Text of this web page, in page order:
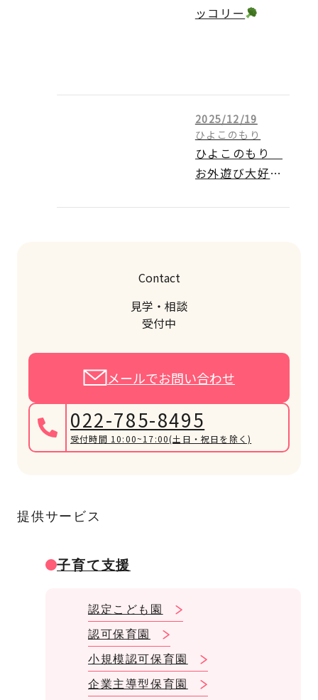
ッコリー
2025/12/19
ひよこのもり
ひよこのもり
お外遊び大好き
Contact
見学・相談
受付中
メールでお問い合わせ
022-785-8495
受付時間 10:00~17:00(土日・祝日を除く)
提供サービス
子育て支援
認定こども園
認可保育園
小規模認可保育園
企業主導型保育園